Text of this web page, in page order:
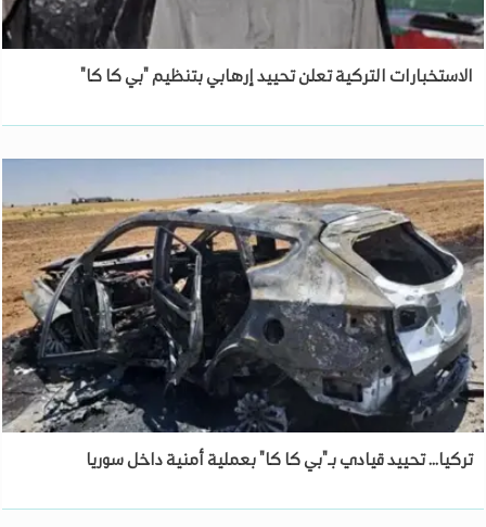
الاستخبارات التركية تعلن تحييد إرهابي بتنظيم "بي كا كا"
تركيا... تحييد قيادي بـ"بي كا كا" بعملية أمنية داخل سوريا